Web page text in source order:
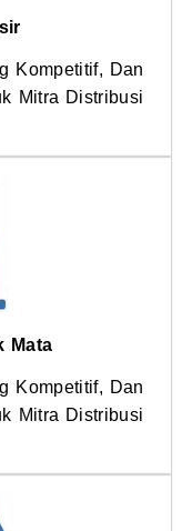
Kompetitif, Dan
Mitra Distribusi
Mata
Kompetitif, Dan
Mitra Distribusi